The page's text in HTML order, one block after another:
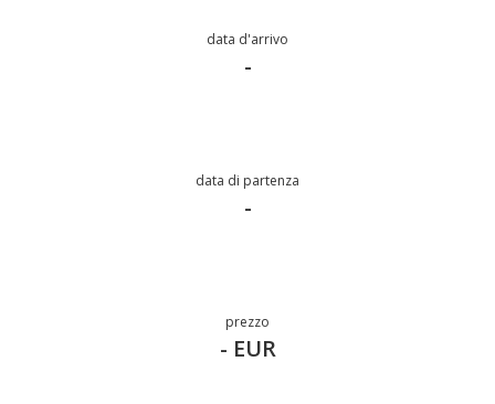
data d'arrivo
-
data di partenza
-
prezzo
- EUR